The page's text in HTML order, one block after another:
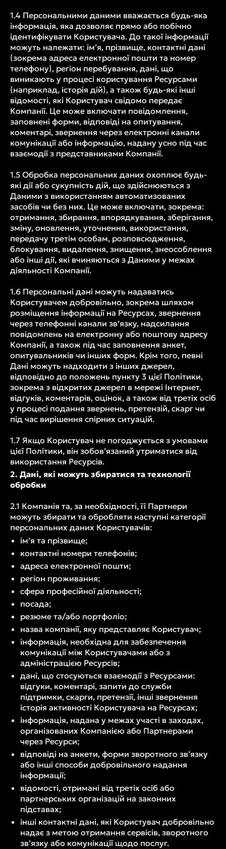
1.4 Персональними даними вважається будь-яка
інформація, яка дозволяє прямо або побічно
ідентифікувати Користувача. До такої інформації
можуть належати: ім’я, прізвище, контактні дані
(зокрема адреса електронної пошти та номер
телефону), регіон перебування, дані, що
виникають у процесі користування Ресурсами
(наприклад, історія дій), а також будь-які інші
відомості, які Користувач свідомо передає
Компанії. Це може включати повідомлення,
заповнені форми, відповіді на опитування,
коментарі, звернення через електронні канали
комунікації або інформацію, надану усно під час
взаємодії з представниками Компанії.
1.5 Обробка персональних даних охоплює будь-
які дії або сукупність дій, що здійснюються з
Даними з використанням автоматизованих
засобів чи без них. Це може включати, зокрема:
отримання, збирання, впорядкування, зберігання,
зміну, оновлення, уточнення, використання,
передачу третім особам, розповсюдження,
блокування, видалення, знищення, знеособлення
або інші дії, які вчиняються з Даними у межах
діяльності Компанії.
1.6 Персональні дані можуть надаватись
Користувачем добровільно, зокрема шляхом
розміщення інформації на Ресурсах, звернення
через телефонні канали зв’язку, надсилання
повідомлень на електронну або поштову адресу
Компанії, а також під час заповнення анкет,
опитувальників чи інших форм. Крім того, певні
Дані можуть надходити з інших джерел,
відповідно до положень пункту 3 цієї Політики,
зокрема з відкритих джерел в мережі Інтернет,
відгуків, коментарів, оцінок, а також від третіх осіб
у процесі подання звернень, претензій, скарг чи
під час вирішення спірних ситуацій.
1.7 Якщо Користувач не погоджується з умовами
цієї Політики, він зобов’язаний утриматися від
використання Ресурсів.
2. Дані, які можуть збиратися та технології
обробки
2.1 Компанія та, за необхідності, її Партнери
можуть збирати та обробляти наступні категорії
персональних даних Користувачів:
ім’я та прізвище;
контактні номери телефонів;
адреса електронної пошти;
регіон проживання;
сфера професійної діяльності;
посада;
резюме та/або портфоліо;
назва компанії, яку представляє Користувач;
інформація, необхідна для забезпечення
комунікації між Користувачами або з
адміністрацією Ресурсів;
дані, що стосуються взаємодії з Ресурсами:
відгуки, коментарі, запити до служби
підтримки, скарги, претензії, інші звернення
історія активності Користувача на Ресурсах;
інформація, надана у межах участі в заходах,
організованих Компанією або Партнерами
через Ресурси;
відповіді на анкети, форми зворотного зв’язку
або інші способи добровільного надання
інформації;
відомості, отримані від третіх осіб або
партнерських організацій на законних
підставах;
інші контактні дані, які Користувач добровільно
надає з метою отримання сервісів, зворотного
зв’язку або комунікації щодо послуг.